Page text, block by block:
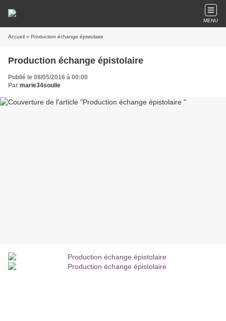
MENU
Accueil » Production échange épistolaire
Production échange épistolaire
Publié le 08/05/2016 à 00:00
Par marie34soulie